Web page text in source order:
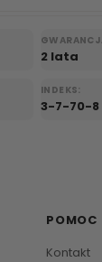
2 lata
INDEKS:
3-7-70-8
POMOC
Kontakt